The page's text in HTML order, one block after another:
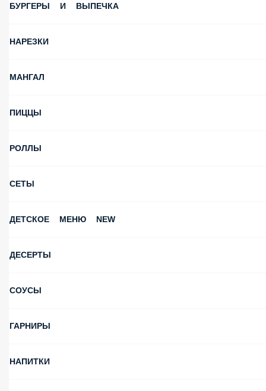
БУРГЕРЫ И ВЫПЕЧКА
НАРЕЗКИ
МАНГАЛ
ПИЦЦЫ
РОЛЛЫ
СЕТЫ
ДЕТСКОЕ МЕНЮ NEW
ДЕСЕРТЫ
СОУСЫ
ГАРНИРЫ
НАПИТКИ